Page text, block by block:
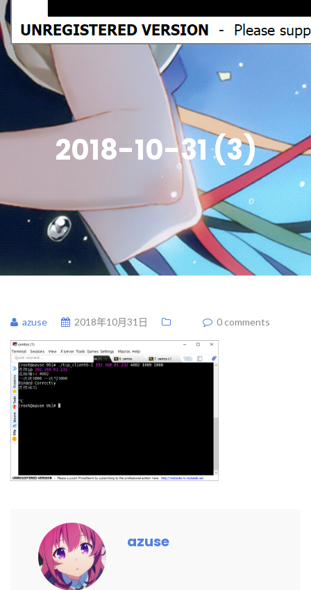
2018-10-31 (3)
azuse 2018年10月31日 0 comments
azuse